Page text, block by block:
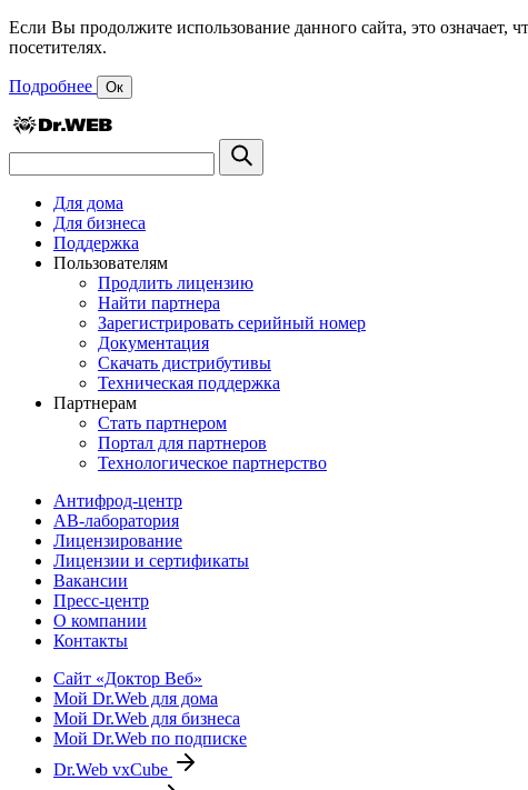
Если Вы продолжите использование данного сайта, это означает,
посетителях.
Подробнее Ок
Для дома
Для бизнеса
Поддержка
Пользователям
Продлить лицензию
Найти партнера
Зарегистрировать серийный номер
Документация
Скачать дистрибутивы
Техническая поддержка
Партнерам
Стать партнером
Портал для партнеров
Технологическое партнерство
Антифрод-центр
АВ-лаборатория
Лицензирование
Лицензии и сертификаты
Вакансии
Пресс-центр
О компании
Контакты
Сайт «Доктор Веб»
Мой Dr.Web для дома
Мой Dr.Web для бизнеса
Мой Dr.Web по подписке
Dr.Web vxCube